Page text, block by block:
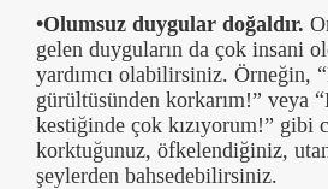
•Olumsuz duygular doğaldır.
gelen duyguların da çok insani
yardımcı olabilirsiniz. Örneğin,
gürültüsünden korkarım!” veya
kestiğinde çok kızıyorum!” gibi
korktuğunuz, öfkelendiğiniz,
şeylerden bahsedebilirsiniz.